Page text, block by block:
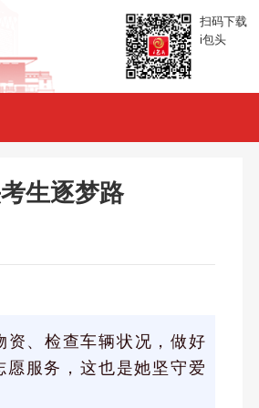
扫码下载
i包头
生逐梦路
资、检查车辆状况，做好
服务，这也是她坚守爱